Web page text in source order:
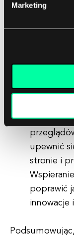
Marketing
ułatwi
Wspieraj
Skuteczne
zespołu.
upewnić
stronie i
poprawić
innowacje